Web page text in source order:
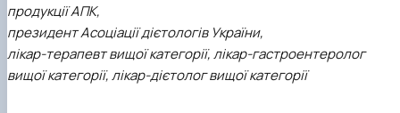
продукції АПК,
президент Асоціації дієтологів України,
лікар-терапевт вищої категорії, лікар-гастроентеролог
вищої категорії, лікар-дієтолог вищої категорії